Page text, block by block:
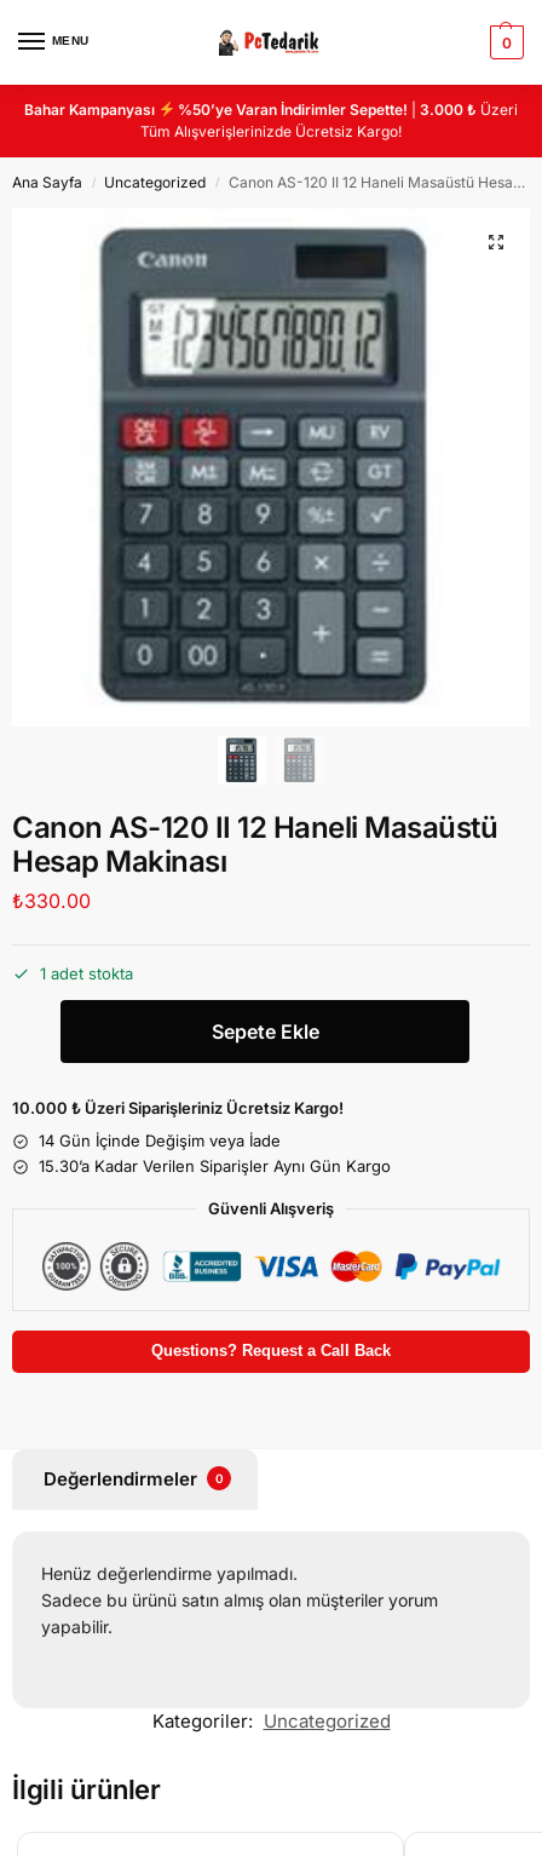
MENU 0
Bahar Kampanyası %50’ye Varan İndirimler Sepette! |3.000 ₺ Üzeri
Tüm Alışverişlerinizde Ücretsiz Kargo!
Ana Sayfa / Uncategorized / Canon AS-120 II 12 Haneli Masaüstü Hesap Makinası
Canon AS-120 II 12 Haneli Masaüstü
Hesap Makinası
₺330.00
1 adet stokta
Sepete Ekle
10.000 ₺ Üzeri Siparişleriniz Ücretsiz Kargo!
14 Gün İçinde Değişim veya İade
15.30’a Kadar Verilen Siparişler Aynı Gün Kargo
Güvenli Alışveriş
Questions? Request a Call Back
Değerlendirmeler 0
Henüz değerlendirme yapılmadı.
Sadece bu ürünü satın almış olan müşteriler yorum
yapabilir.
Kategoriler: Uncategorized
İlgili ürünler